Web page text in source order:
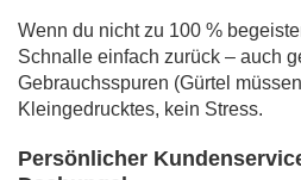
Wenn du nicht zu 100 %
Schnalle einfach zurück – auch
Gebrauchsspuren (Gürtel
Kleingedrucktes, kein Stress.
Persönlicher